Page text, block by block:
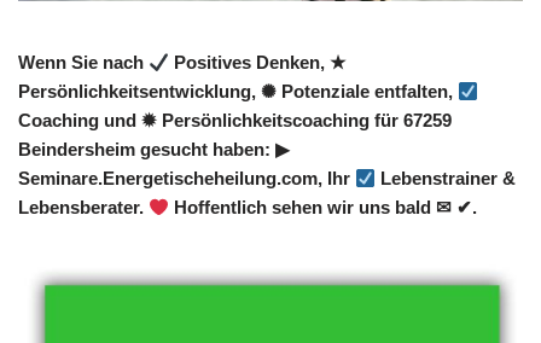
Wenn Sie nach
Positives Denken, ★
Persönlichkeitsentwicklung, ✺ Potenziale entfalten,
Coaching und ✹ Persönlichkeitscoaching für 67259
Beindersheim gesucht haben: ▶︎
Seminare.Energetischeheilung.com, Ihr
Lebenstrainer &
Lebensberater.
Hoffentlich sehen wir uns bald ✉ ✔.